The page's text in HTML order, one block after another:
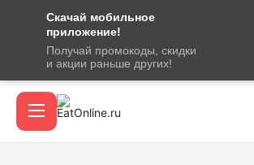
Скачай мобильное
приложение!
Получай промокоды, скидки
и акции раньше других!
сообщение
кодом
подтверждения
Акции